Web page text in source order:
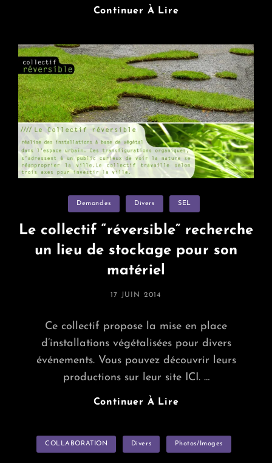
Continuer À LireEntretien
Matos
Adorés
Categories
Demandes Divers SEL
Le collectif “réversible” recherche
un lieu de stockage pour son
matériel
POSTED
17 JUIN 2014
Ce collectif propose la mise en place
d’installations végétalisées pour divers
événements. Vous pouvez découvrir leurs
productions sur leur site ICI. …
Continuer À LireLe
Recherche
Categories
COLLABORATION Divers Photos/images